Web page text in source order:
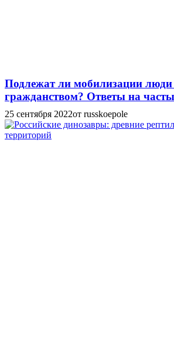
Подлежат ли мобилизации
гражданством? Ответы на
25 сентября 2022от russkoepole